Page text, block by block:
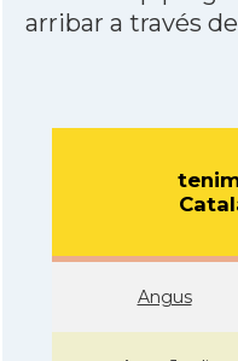
arribar a través
Angus